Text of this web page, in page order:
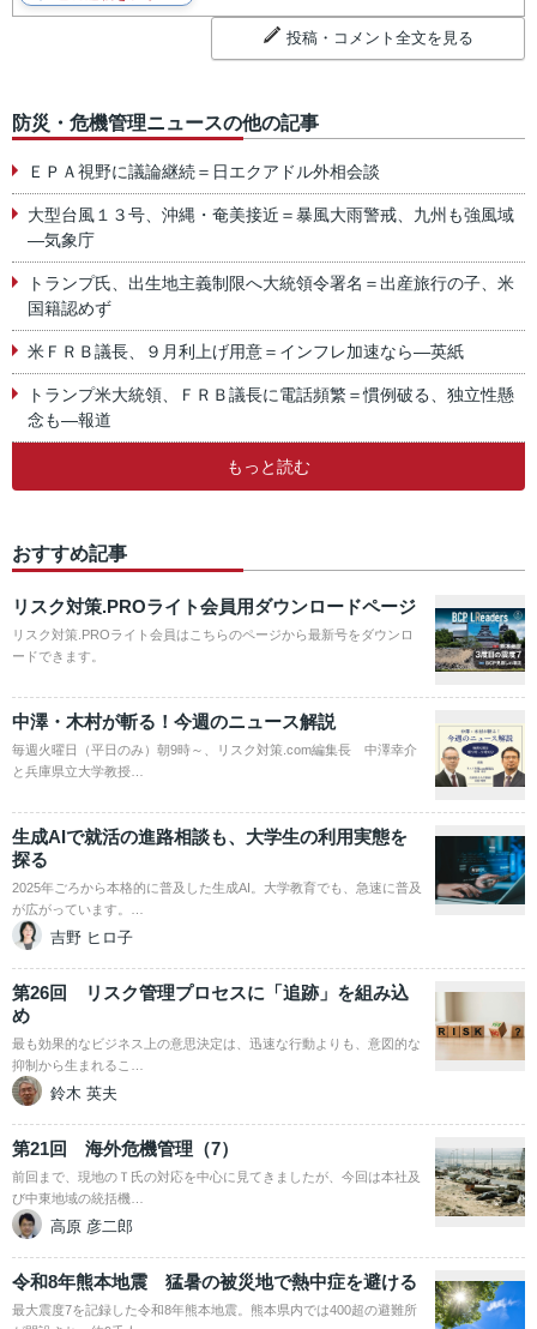
投稿・コメント全文を見る
防災・危機管理ニュースの他の記事
ＥＰＡ視野に議論継続＝日エクアドル外相会談
大型台風１３号、沖縄・奄美接近＝暴風大雨警戒、九州も強風域
―気象庁
トランプ氏、出生地主義制限へ大統領令署名＝出産旅行の子、米
国籍認めず
米ＦＲＢ議長、９月利上げ用意＝インフレ加速なら―英紙
トランプ米大統領、ＦＲＢ議長に電話頻繁＝慣例破る、独立性懸
念も―報道
もっと読む
おすすめ記事
リスク対策.PROライト会員用ダウンロードページ
リスク対策.PROライト会員はこちらのページから最新号をダウンロ
ードできます。
中澤・木村が斬る！今週のニュース解説
毎週火曜日（平日のみ）朝9時～、リスク対策.com編集長 中澤幸介
と兵庫県立大学教授…
生成AIで就活の進路相談も、大学生の利用実態を
探る
2025年ごろから本格的に普及した生成AI。大学教育でも、急速に普及
が広がっています。…
吉野 ヒロ子
第26回 リスク管理プロセスに「追跡」を組み込
め
最も効果的なビジネス上の意思決定は、迅速な行動よりも、意図的な
抑制から生まれるこ…
鈴木 英夫
第21回 海外危機管理（7）
前回まで、現地のＴ氏の対応を中心に見てきましたが、今回は本社及
び中東地域の統括機…
高原 彦二郎
令和8年熊本地震 猛暑の被災地で熱中症を避ける
最大震度7を記録した令和8年熊本地震。熊本県内では400超の避難所